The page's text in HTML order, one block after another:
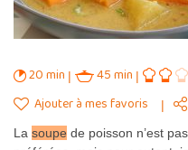
20 min 45 min
Ajouter à mes favoris
La soupe de poisson n’est